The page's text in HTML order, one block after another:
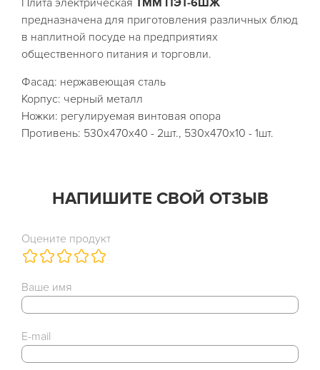
Плита электрическая ТММ ПЭТ-6ШЖ
предназначена для приготовления различных блюд
в наплитной посуде на предприятиях
общественного питания и торговли.
Фасад: нержавеющая сталь
Корпус: черный металл
Ножки: регулируемая винтовая опора
Противень: 530х470х40 - 2шт., 530х470х10 - 1шт.
НАПИШИТЕ СВОЙ ОТЗЫВ
Оцените продукт
Ваше имя
E-mail